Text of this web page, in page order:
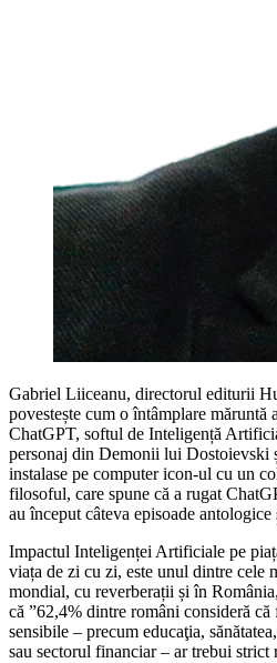
Gabriel Liiceanu, directorul editurii
povestește cum o întâmplare măruntă
ChatGPT, softul de Inteligență
personaj din Demonii lui Dostoievski
instalase pe computer icon-ul cu un
filosoful, care spune că a rugat
au început câteva episoade
Impactul Inteligenței Artificiale pe
viața de zi cu zi, este unul dintre cele
mondial, cu reverberații și în
că ”62,4% dintre români consideră
sensibile – precum educaţia,
sau sectorul financiar – ar trebui strict